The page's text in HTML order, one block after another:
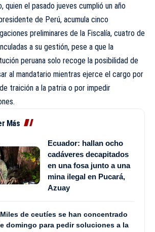
quien el pasado jueves cumplió un año
de Perú, acumula cinco
preliminares de la Fiscalía, cuatro de
a su gestión, pese a que la
peruana solo recoge la posibilidad de
al mandatario mientras ejerce el cargo por
traición a la patria o por impedir
Más
Ecuador: hallan ocho
cadáveres decapitados
en una fosa junto a una
mina ilegal en Pucará,
Azuay
Miles de ceutíes se han concentrado
domingo para pedir soluciones a la